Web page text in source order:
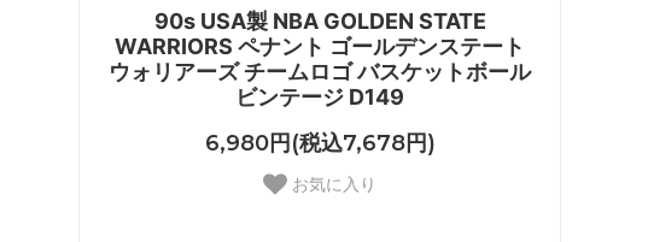
90s USA製 NBA GOLDEN STATE
WARRIORS ペナント ゴールデンステート
ウォリアーズ チームロゴ バスケットボール
ビンテージ D149
6,980円(税込7,678円)
お気に入り